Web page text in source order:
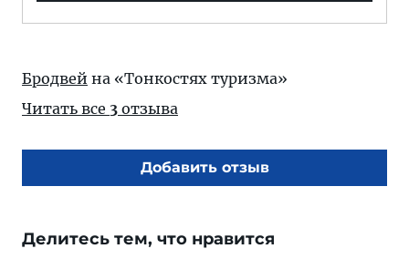
Бродвей на «Тонкостях туризма»
Читать все 3 отзыва
Добавить отзыв
Делитесь тем, что нравится